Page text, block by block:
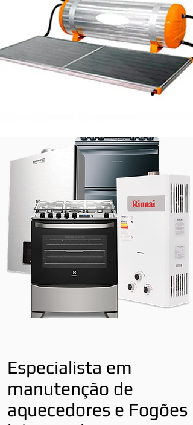
Especialista em
manutenção de
aquecedores e Fogões